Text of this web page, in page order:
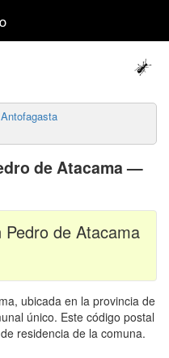
de Atacama —
de Atacama
ubicada en la provincia de
único. Este código postal
residencia de la comuna.